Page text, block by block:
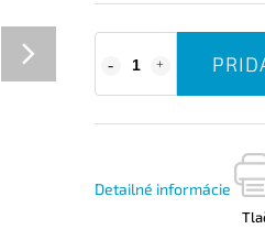
Detailné informácie